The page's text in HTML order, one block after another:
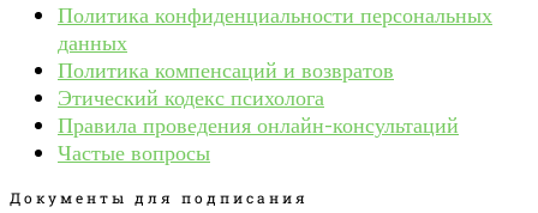
Политика конфиденциальности персональных
данных
Политика компенсаций и возвратов
Этический кодекс психолога
Правила проведения онлайн-консультаций
Частые вопросы
Документы для подписания